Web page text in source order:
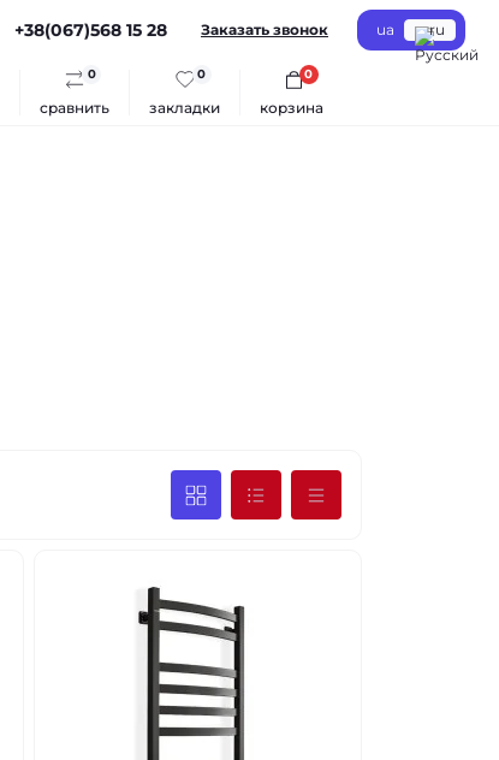
+38(067)568 15 28 Заказать звонок ua ru
сравнить
0
закладки
0
корзина
0